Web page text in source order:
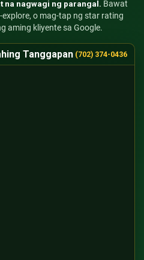
na nagwagi ng parangal. Bawat
o mag-tap ng star rating
aming kliyente sa Google.
Tanggapan (702) 374-0436